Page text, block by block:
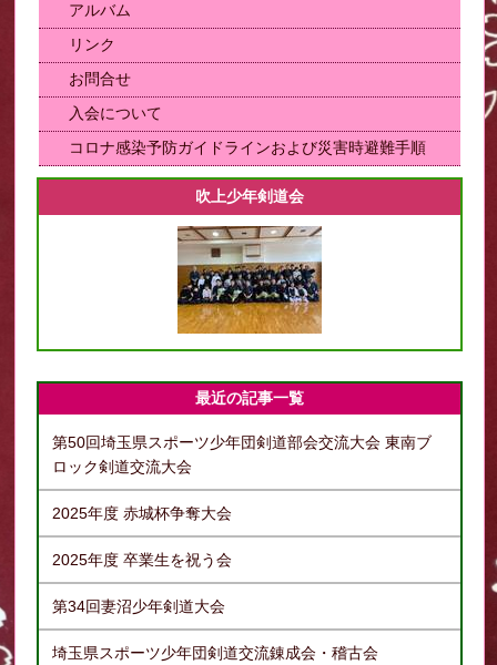
アルバム
リンク
お問合せ
入会について
コロナ感染予防ガイドラインおよび災害時避難手順
吹上少年剣道会
最近の記事一覧
第50回埼玉県スポーツ少年団剣道部会交流大会 東南ブ
ロック剣道交流大会
2025年度 赤城杯争奪大会
2025年度 卒業生を祝う会
第34回妻沼少年剣道大会
埼玉県スポーツ少年団剣道交流錬成会・稽古会